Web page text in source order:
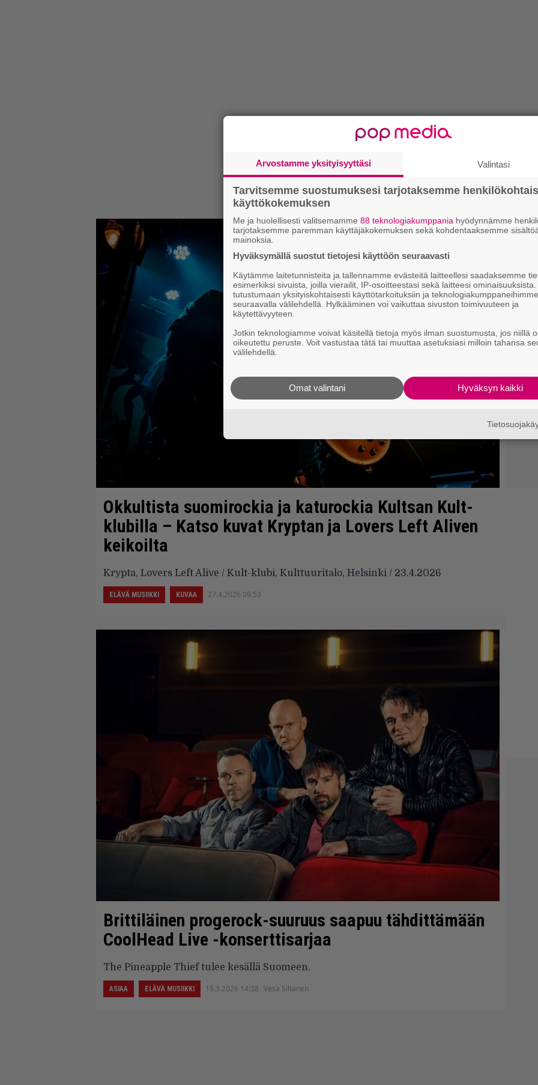
Okkultista suomirockia ja katurockia Kultsan Kult-
klubilla – Katso kuvat Kryptan ja Lovers Left Aliven
keikoilta
Krypta, Lovers Left Alive / Kult-klubi, Kulttuuritalo, Helsinki / 23.4.2026
ELÄVÄ MUSIIKKI KUVAA 27.4.2026 09:53
Brittiläinen progerock-suuruus saapuu tähdittämään
CoolHead Live -konserttisarjaa
The Pineapple Thief tulee kesällä Suomeen.
ASIAA ELÄVÄ MUSIIKKI 19.3.2026 14:38 Vesa Siltanen
Arvostamme yksityisyyttäsi Valintasi
Tarvitsemme suostumuksesi tarjotaksemme
käyttökokemuksen
Me ja huolellisesti valitsemamme 88 teknologiakumppania hyödynnämme
tarjotaksemme paremman käyttäjäkokemuksen sekä kohdentaaksemme
mainoksia.
Hyväksymällä suostut tietojesi käyttöön seuraavasti
Käytämme laitetunnisteita ja tallennamme evästeitä laitteellesi saadaksemme
esimerkiksi sivuista, joilla vierailit, IP-osoitteestasi sekä laitteesi
tutustumaan yksityiskohtaisesti käyttötarkoituksiin ja teknologiakumppaneihimme
seuraavalla välilehdellä. Hylkääminen voi vaikuttaa sivuston toimivuuteen ja
käytettävyyteen.
Jotkin teknologiamme voivat käsitellä tietoja myös ilman suostumusta, jos niillä
oikeutettu peruste. Voit vastustaa tätä tai muuttaa asetuksiasi milloin tahansa
välilehdellä.
Hyväksyn kaikki
Omat valintani